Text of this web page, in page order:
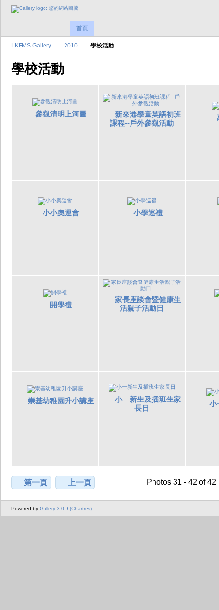
首頁
LKFMS Gallery 2010 學校活動
學校活動
參觀清明上河圖
新來港學童英語初班
課程--戶外參觀活動
小小奧運會 小學巡禮
開學禮
家長座談會暨健康生
活親子活動日
崇基幼稚園升小講座
小一新生及插班生家
長日
小
第一頁 上一頁 Photos 31 - 42 of 42
Powered by Gallery 3.0.9 (Chartres)